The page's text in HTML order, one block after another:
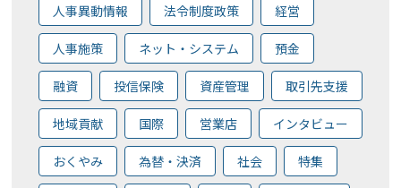
人事異動情報 法令制度政策 経営
人事施策 ネット・システム 預金
融資 投信保険 資産管理 取引先支援
地域貢献 国際 営業店 インタビュー
おくやみ 為替・決済 社会 特集